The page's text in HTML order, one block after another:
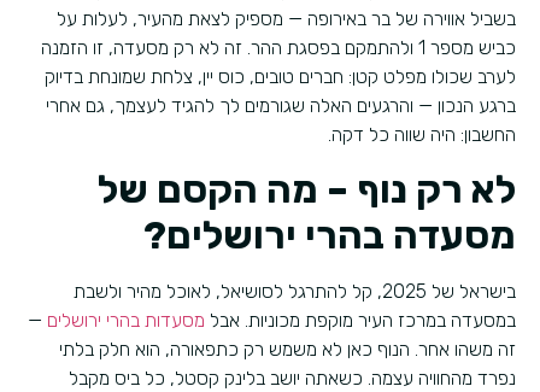
בשביל אווירה של בר באירופה — מספיק לצאת מהעיר, לעלות על
כביש מספר 1 ולהתמקם בפסגת ההר. זה לא רק מסעדה, זו הזמנה
לערב שכולו מפלט קטן: חברים טובים, כוס יין, צלחת שמונחת בדיוק
ברגע הנכון — והרגעים האלה שגורמים לך להגיד לעצמך, גם אחרי
החשבון: היה שווה כל דקה.
לא רק נוף – מה הקסם של
מסעדה בהרי ירושלים?
בישראל של 2025, קל להתרגל לסושיאל, לאוכל מהיר ולשבת
במסעדה במרכז העיר מוקפת מכוניות. אבל מסעדות בהרי ירושלים —
זה משהו אחר. הנוף כאן לא משמש רק כתפאורה, הוא חלק בלתי
נפרד מהחוויה עצמה. כשאתה יושב בלינק קסטל, כל ביס מקבל